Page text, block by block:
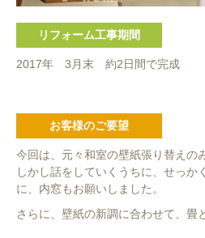
リフォーム工事期間
2017年 3月末 約2日間で完成
お客様のご要望
今回は、元々和室の壁紙張り替えの
しかし話をしていくうちに、せっ
に、内窓もお願いしました。
さらに、壁紙の新調に合わせて、畳